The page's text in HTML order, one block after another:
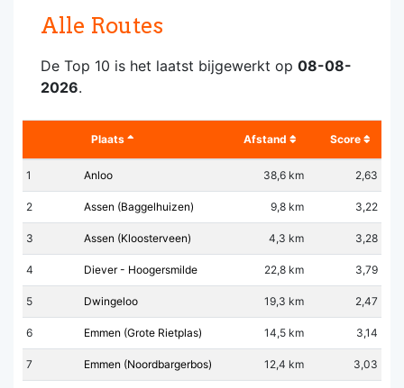
Alle Routes
De Top 10 is het laatst bijgewerkt op 08-08-
2026.
Plaats Afstand Score
1 Anloo 38,6 km 2,63
2 Assen (Baggelhuizen) 9,8 km 3,22
3 Assen (Kloosterveen) 4,3 km 3,28
4 Diever - Hoogersmilde 22,8 km 3,79
5 Dwingeloo 19,3 km 2,47
6 Emmen (Grote Rietplas) 14,5 km 3,14
7 Emmen (Noordbargerbos) 12,4 km 3,03